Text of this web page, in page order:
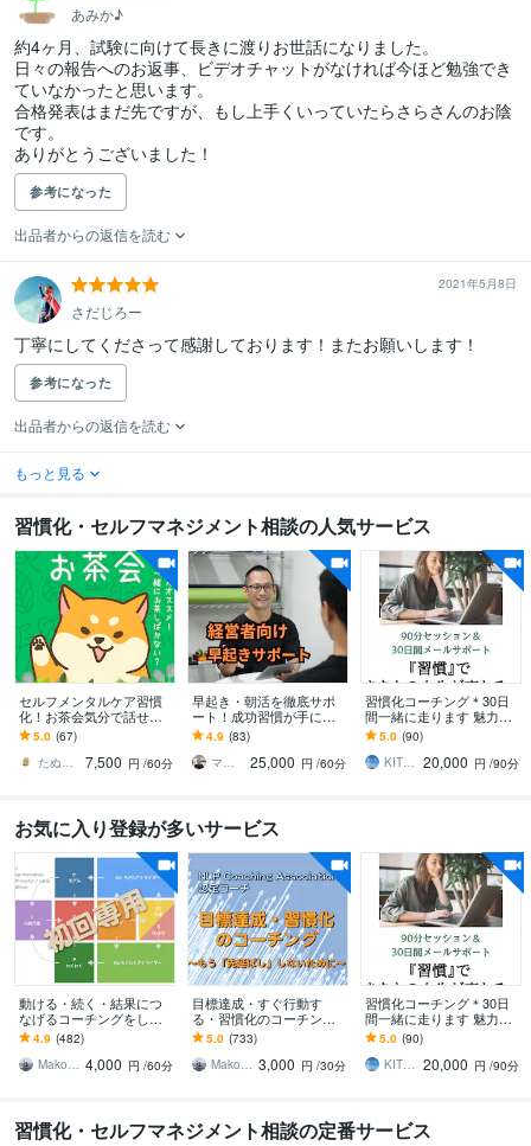
あみか♪
約4ヶ月、試験に向けて長きに渡りお世話になりました。
日々の報告へのお返事、ビデオチャットがなければ今ほど勉強でき
ていなかったと思います。
合格発表はまだ先ですが、もし上手くいっていたらさらさんのお陰
です。
ありがとうございました！
参考になった
出品者からの返信を読む
2021年5月8日
さだじろー
丁寧にしてくださって感謝しております！またお願いします！
参考になった
出品者からの返信を読む
もっと見る
習慣化・セルフマネジメント相談の人気サービス
セルフメンタルケア習慣
化！お茶会気分で話せま
す やさしい「たぬき」
が、不思議な癒し空間で
「あなた」と戯れる。
5.0 (67)
たぬき／あなたの味方につきます
7,500 円 /60分
早起き・朝活を徹底サポ
ート！成功習慣が手に入
ります 早起きを軸に生活
習慣を整え、心身共に最
高の状態であり続けよう
4.9 (83)
マサト 生活習慣改善パーソナルトレーナー
25,000 円 /60分
習慣化コーチング＊30日
間一緒に走ります 魅力発
見セッション(90分)×30日
間のメッセージサポート
5.0 (90)
KITRI（キトリ） 20,000 円 /90分
お気に入り登録が多いサービス
動ける・続く・結果につ
なげるコーチングをしま
す ライフコーチ・行動支
援と伴走・習慣化【初回
専用】
4.9 (482)
Makoto Mishina（三品 誠） 4,000 円 /60分
目標達成・すぐ行動す
る・習慣化のコーチング
をします ライフコーチ・
エグゼクティブコーチン
グ・すぐやる【２回
5.0 (733)
Makoto Mishina（三品 誠） 3,000 円 /30分
習慣化コーチング＊30日
間一緒に走ります 魅力発
見セッション(90分)×30日
間のメッセージサポート
5.0 (90)
KITRI（キトリ） 20,000 円 /90分
習慣化・セルフマネジメント相談の定番サービス